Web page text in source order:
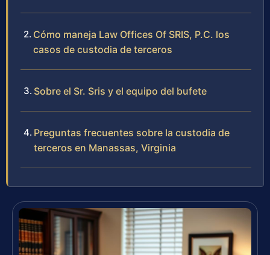
Cómo maneja Law Offices Of SRIS, P.C. los
casos de custodia de terceros
Sobre el Sr. Sris y el equipo del bufete
Preguntas frecuentes sobre la custodia de
terceros en Manassas, Virginia